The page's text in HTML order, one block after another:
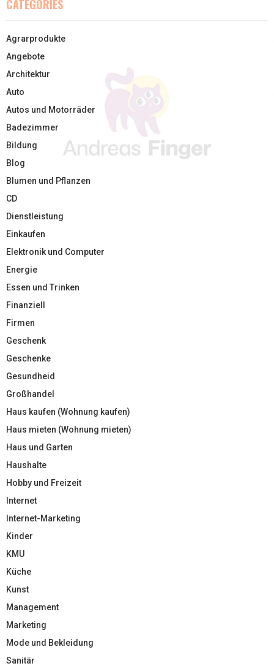
CATEGORIES
Agrarprodukte
Angebote
Architektur
Auto
Autos und Motorräder
Badezimmer
Bildung
Blog
Blumen und Pflanzen
CD
Dienstleistung
Einkaufen
Elektronik und Computer
Energie
Essen und Trinken
Finanziell
Firmen
Geschenk
Geschenke
Gesundheid
Großhandel
Haus kaufen (Wohnung kaufen)
Haus mieten (Wohnung mieten)
Haus und Garten
Haushalte
Hobby und Freizeit
Internet
Internet-Marketing
Kinder
KMU
Küche
Kunst
Management
Marketing
Mode und Bekleidung
Sanitär